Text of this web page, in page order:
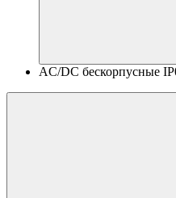
AC/DC бескорпусные